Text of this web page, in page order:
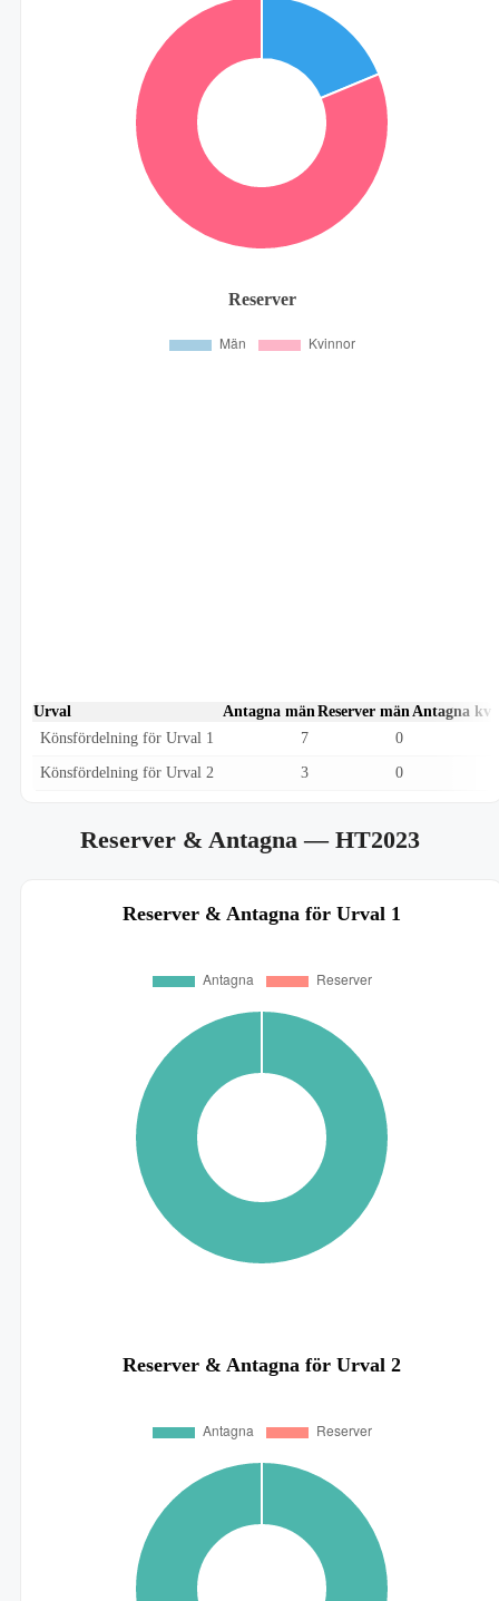
Reserver
Urval Antagna män Reserver män Antagna
Könsfördelning för Urval 1
7 0
Könsfördelning för Urval 2 3 0
Reserver & Antagna— HT2023
Reserver & Antagna för Urval 1
Reserver & Antagna för Urval 2